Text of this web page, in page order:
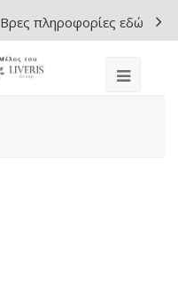
Βρες πληροφορίες εδώ